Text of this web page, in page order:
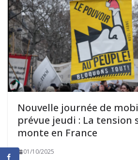
Nouvelle journée de
prévue jeudi : La tension
monte en France
01/10/2025